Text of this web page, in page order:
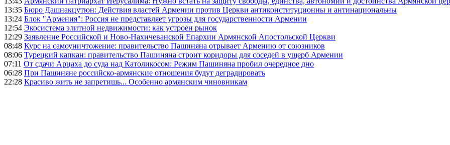
13:35 Бюро Дашнакцутюн: Действия властей Армении против Церкви антиконституционны и антинациональны
13:24 Блок "Армения": Россия не представляет угрозы для государственности Армении
12:54 Экосистема элитной недвижимости: как устроен рынок
12:29 Заявление Российской и Ново-Нахичеванской Епархии Армянской Апостольской Церкви
08:48 Курс на самоуничтожение: правительство Пашиняна отрывает Армению от союзников
08:06 Турецкий капкан: правительство Пашиняна строит коридоры для соседей в ущерб Армении
07:11 От сдачи Арцаха до суда над Католикосом: Режим Пашиняна пробил очередное дно
06:28 При Пашиняне российско-армянские отношения будут деградировать
22:28 Красиво жить не запретишь... Особенно армянским чиновникам